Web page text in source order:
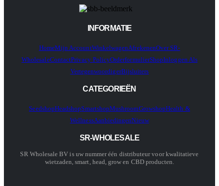
INFORMATIE
HomeMijn AccountWinkelwagenAfrekenenOver SR-
WholesaleContactPrivacy PolicyOrderformulierShopInloggen Als
VertegenwoordigerBijsluiters
CATEGORIEËN
SeedshopHeadshopSmartshopMushroomGrowshopHealth &
WellnessAanbiedingenNieuw
SR-WHOLESALE
SR Wholesale BV is uw nummer één distributeur voor kwalitatieve
wietzaden, smart, head, grow en CBD producten.